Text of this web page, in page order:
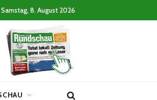
Samstag, 8. August 2026